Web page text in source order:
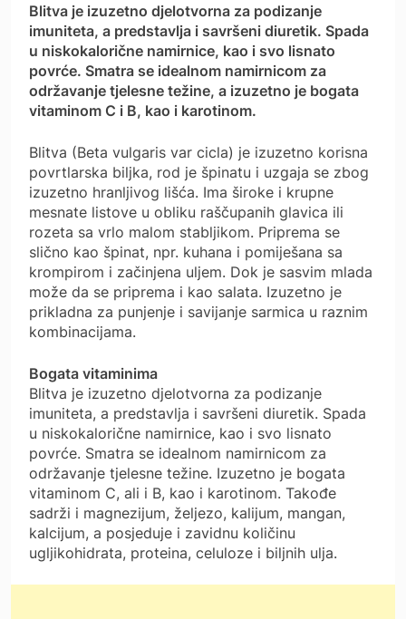
Blitva je izuzetno djelotvorna za podizanje
imuniteta, a predstavlja i savršeni diuretik. Spada
u niskokalorične namirnice, kao i svo lisnato
povrće. Smatra se idealnom namirnicom za
održavanje tjelesne težine, a izuzetno je bogata
vitaminom C i B, kao i karotinom.
Blitva (Beta vulgaris var cicla) je izuzetno korisna
povrtlarska biljka, rod je špinatu i uzgaja se zbog
izuzetno hranljivog lišća. Ima široke i krupne
mesnate listove u obliku raščupanih glavica ili
rozeta sa vrlo malom stabljikom. Priprema se
slično kao špinat, npr. kuhana i pomiješana sa
krompirom i začinjena uljem. Dok je sasvim mlada
može da se priprema i kao salata. Izuzetno je
prikladna za punjenje i savijanje sarmica u raznim
kombinacijama.
Bogata vitaminima
Blitva je izuzetno djelotvorna za podizanje
imuniteta, a predstavlja i savršeni diuretik. Spada
u niskokalorične namirnice, kao i svo lisnato
povrće. Smatra se idealnom namirnicom za
održavanje tjelesne težine. Izuzetno je bogata
vitaminom C, ali i B, kao i karotinom. Takođe
sadrži i magnezijum, željezo, kalijum, mangan,
kalcijum, a posjeduje i zavidnu količinu
ugljikohidrata, proteina, celuloze i biljnih ulja.